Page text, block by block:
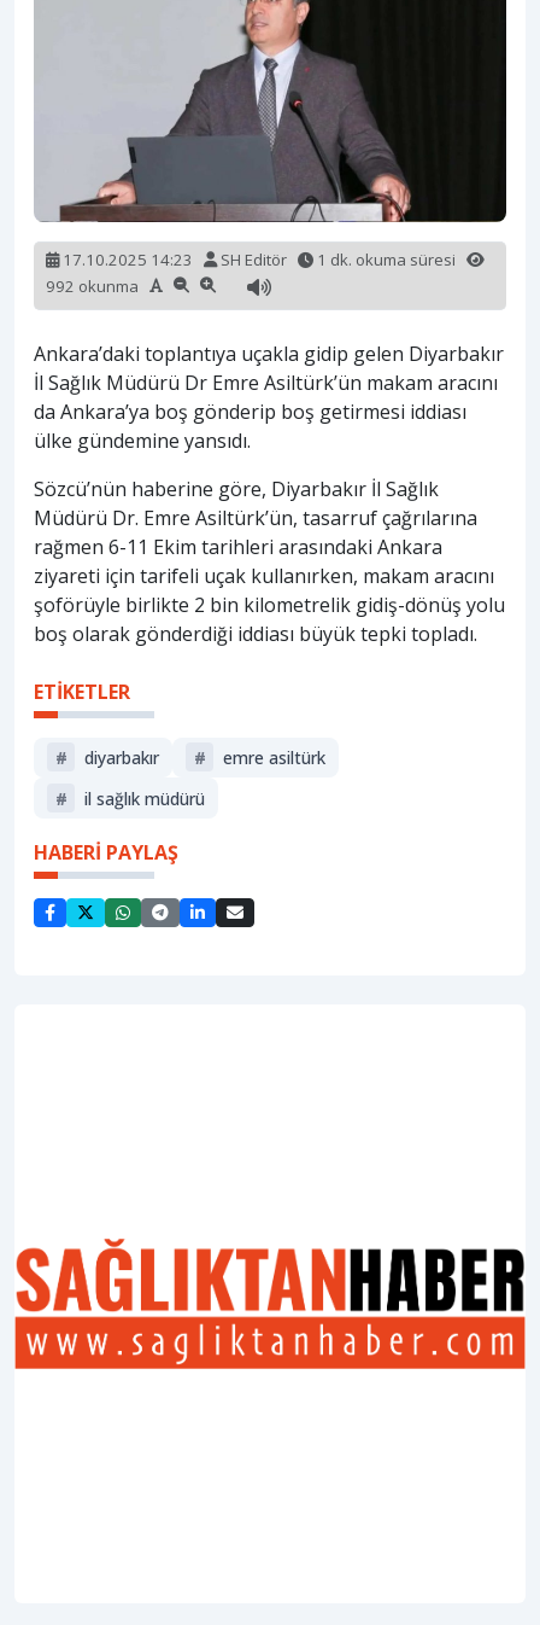
17.10.2025 14:23 SH Editör
1 dk. okuma süresi
992 okunma
Ankara’daki toplantıya uçakla gidip gelen Diyarbakır
İl Sağlık Müdürü Dr Emre Asiltürk’ün makam aracını
da Ankara’ya boş gönderip boş getirmesi iddiası
ülke gündemine yansıdı.
Sözcü’nün haberine göre, Diyarbakır İl Sağlık
Müdürü Dr. Emre Asiltürk’ün, tasarruf çağrılarına
rağmen 6-11 Ekim tarihleri arasındaki Ankara
ziyareti için tarifeli uçak kullanırken, makam aracını
şoförüyle birlikte 2 bin kilometrelik gidiş-dönüş yolu
boş olarak gönderdiği iddiası büyük tepki topladı.
ETİKETLER
# diyarbakır #
emre asiltürk
#
i̇l sağlık müdürü
HABERİ PAYLAŞ